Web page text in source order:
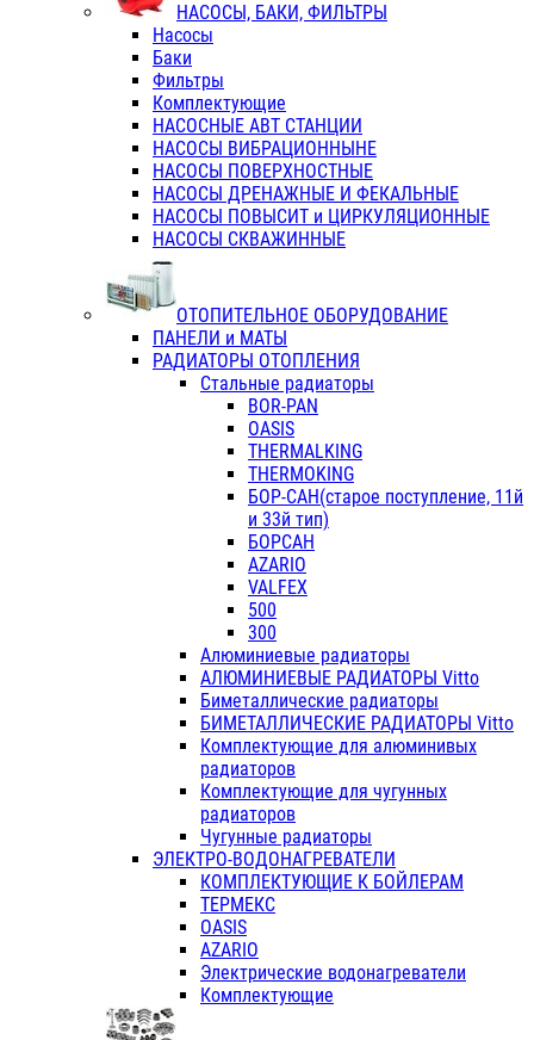
НАСОСЫ, БАКИ, ФИЛЬТРЫ
Насосы
Баки
Фильтры
Комплектующие
НАСОСНЫЕ АВТ СТАНЦИИ
НАСОСЫ ВИБРАЦИОННЫНЕ
НАСОСЫ ПОВЕРХНОСТНЫЕ
НАСОСЫ ДРЕНАЖНЫЕ И ФЕКАЛЬНЫЕ
НАСОСЫ ПОВЫСИТ и ЦИРКУЛЯЦИОННЫЕ
НАСОСЫ СКВАЖИННЫЕ
ОТОПИТЕЛЬНОЕ ОБОРУДОВАНИЕ
ПАНЕЛИ и МАТЫ
РАДИАТОРЫ ОТОПЛЕНИЯ
Стальные радиаторы
BOR-PAN
OASIS
THERMALKING
THERMOKING
БОР-САН(старое поступление, 11й
и 33й тип)
БОРСАН
AZARIO
VALFEX
500
300
Алюминиевые радиаторы
АЛЮМИНИЕВЫЕ РАДИАТОРЫ Vitto
Биметаллические радиаторы
БИМЕТАЛЛИЧЕСКИЕ РАДИАТОРЫ Vitto
Комплектующие для алюминивых
радиаторов
Комплектующие для чугунных
радиаторов
Чугунные радиаторы
ЭЛЕКТРО-ВОДОНАГРЕВАТЕЛИ
КОМПЛЕКТУЮЩИЕ К БОЙЛЕРАМ
ТЕРМЕКС
OASIS
AZARIO
Электрические водонагреватели
Комплектующие